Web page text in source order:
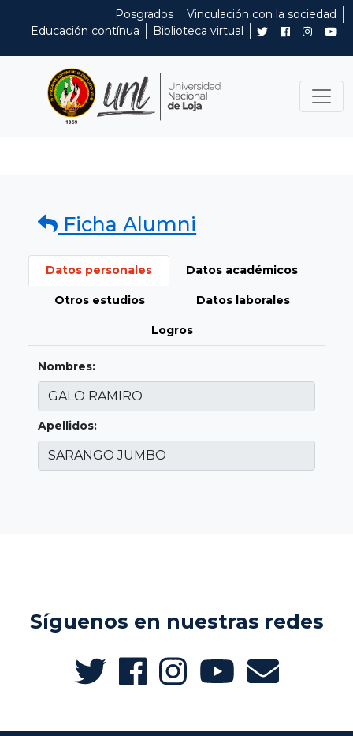
Posgrados
Vinculación con la sociedad
Educación contínua
Biblioteca virtual
Ficha Alumni
Datos personales Datos académicos
Otros estudios Datos laborales
Logros
Nombres:
Apellidos:
Síguenos en nuestras redes